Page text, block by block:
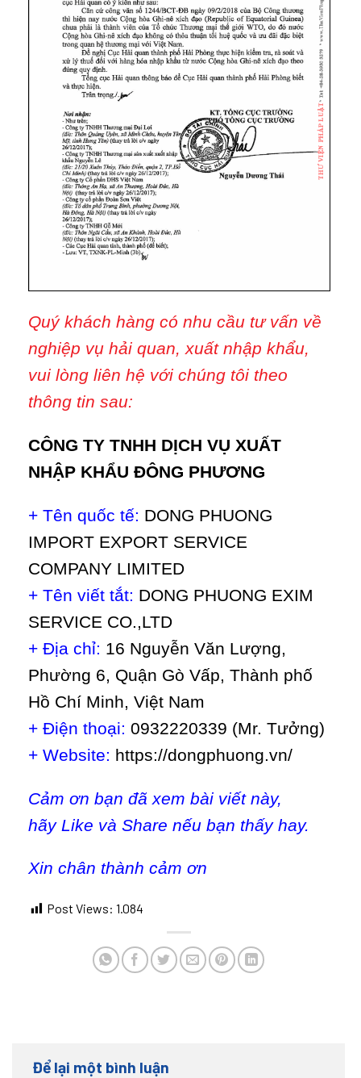
Quý khách hàng có nhu cầu tư vấn về
nghiệp vụ hải quan, xuất nhập khẩu,
vui lòng liên hệ với chúng tôi theo
thông tin sau:
CÔNG TY TNHH DỊCH VỤ XUẤT
NHẬP KHẨU ĐÔNG PHƯƠNG
+ Tên quốc tế: DONG PHUONG
IMPORT EXPORT SERVICE
COMPANY LIMITED
+ Tên viết tắt: DONG PHUONG EXIM
SERVICE CO.,LTD
+ Địa chỉ: 16 Nguyễn Văn Lượng,
Phường 6, Quận Gò Vấp, Thành phố
Hồ Chí Minh, Việt Nam
+ Điện thoại: 0932220339 (Mr. Tưởng)
+ Website: https://dongphuong.vn/
Cảm ơn bạn đã xem bài viết này,
hãy Like và Share nếu bạn thấy hay.
Xin chân thành cảm ơn
Post Views: 1.084
Để lại một bình luận